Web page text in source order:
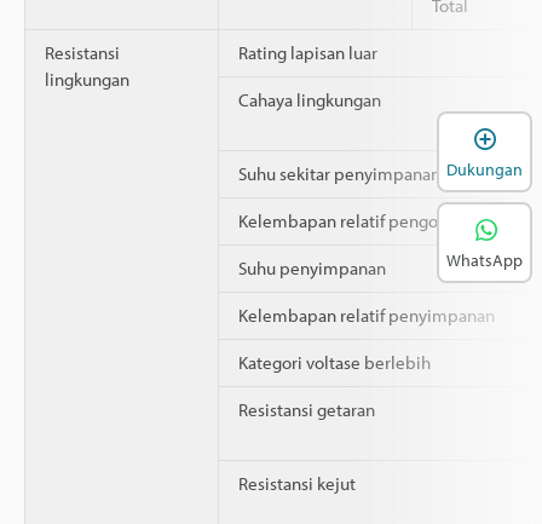
Total
Resistansi
lingkungan
Rating lapisan luar
Cahaya lingkungan
Suhu sekitar penyimpanan
Kelembapan relatif pengoperasian
Suhu penyimpanan
Kelembapan relatif penyimpanan
Kategori voltase berlebih
Resistansi getaran
Resistansi kejut
Dukungan
WhatsApp